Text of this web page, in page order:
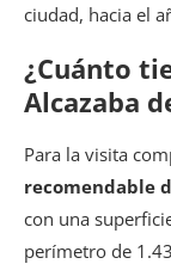
ciudad, hacia el
¿Cuánto
Alcazaba
Para la visita
recomendable
con una
perímetro de